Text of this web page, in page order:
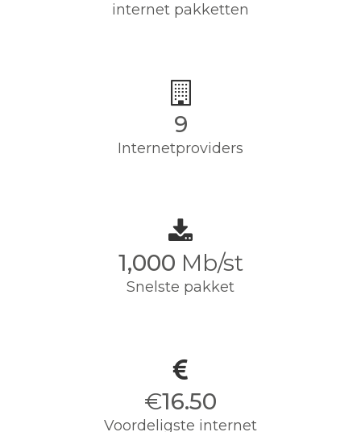
internet pakketten
9
Internetproviders
1,000 Mb/st
Snelste pakket
€16.50
Voordeligste internet